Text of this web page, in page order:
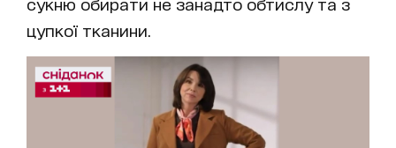
сукню обирати не занадто обтислу та з
цупкої тканини.